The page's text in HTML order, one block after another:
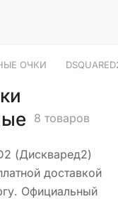
ОЧКИ
8 товаров
(Дискваред2)
доставкой
Официальный